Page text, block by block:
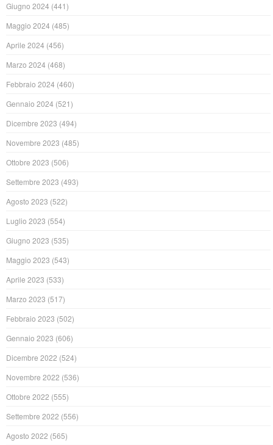
Giugno 2024 (441)
Maggio 2024 (485)
Aprile 2024 (456)
Marzo 2024 (468)
Febbraio 2024 (460)
Gennaio 2024 (521)
Dicembre 2023 (494)
Novembre 2023 (485)
Ottobre 2023 (506)
Settembre 2023 (493)
Agosto 2023 (522)
Luglio 2023 (554)
Giugno 2023 (535)
Maggio 2023 (543)
Aprile 2023 (533)
Marzo 2023 (517)
Febbraio 2023 (502)
Gennaio 2023 (606)
Dicembre 2022 (524)
Novembre 2022 (536)
Ottobre 2022 (555)
Settembre 2022 (556)
Agosto 2022 (565)